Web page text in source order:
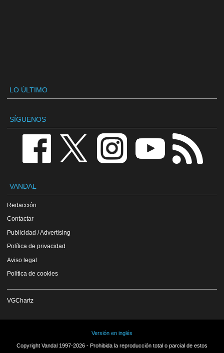
LO ÚLTIMO
SÍGUENOS
VANDAL
Redacción
Contactar
Publicidad / Advertising
Política de privacidad
Aviso legal
Política de cookies
VGChartz
Versión en inglés
Copyright Vandal 1997-2026 - Prohibida la reproducción total o parcial de estos